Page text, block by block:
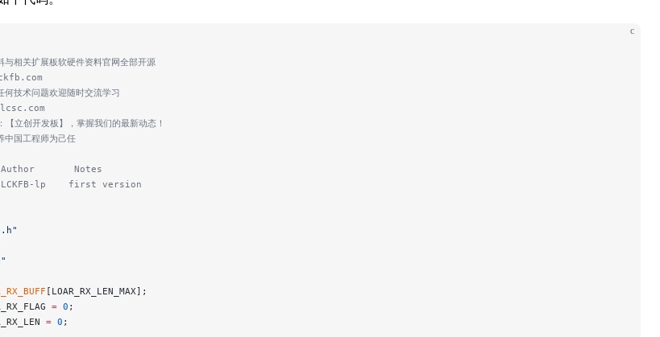
c
相关扩展板软硬件资料官网全部开源
技术问题欢迎随时交流学习
创开发板】，掌握我们的最新动态！
国工程师为己任
Notes
lp    first version
[LOAR_RX_LEN_MAX];
= 0 ;
= 0 ;